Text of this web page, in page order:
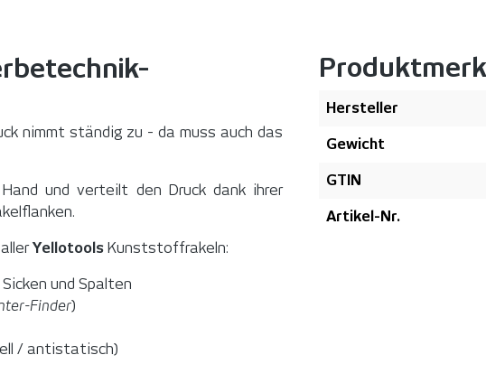
nimmt ständig zu - da muss auch das
und verteilt den Druck dank ihrer
Yellotools Kunststoffrakeln:
und Spalten
Finder)
/ antistatisch)
Hersteller
Gewicht
GTIN
Artikel-Nr.